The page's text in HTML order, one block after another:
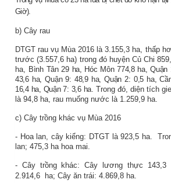
Giờ).
b) Cây rau
DTGT rau vụ Mùa 2016 là 3.155,3 ha, thấp
trước (3.557,6 ha) trong đó huyện Củ Chi
ha, Bình Tân 29 ha, Hóc Môn 774,8 ha,
43,6 ha, Quận 9: 48,9 ha, Quận 2: 0,5 ha,
16,4 ha, Quận 7: 3,6 ha. Trong đó, diện tích
là 94,8 ha, rau muống nước là 1.259,9 ha.
c) Cây trồng khác vụ Mùa 2016
- Hoa lan, cây kiểng: DTGT là 923,5 ha.
lan; 475,3 ha hoa mai.
- Cây trồng khác: Cây lương thực 143,3
2.914,6 ha; Cây ăn trái: 4.869,8 ha.